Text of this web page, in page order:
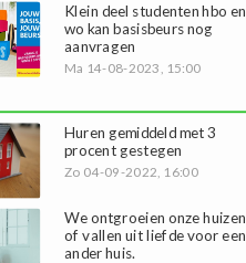
Klein deel studenten hbo en
wo kan basisbeurs nog
aanvragen
Ma 14-08-2023, 15:00
Huren gemiddeld met 3
procent gestegen
Zo 04-09-2022, 16:00
We ontgroeien onze huizen
of vallen uit liefde voor een
ander huis.